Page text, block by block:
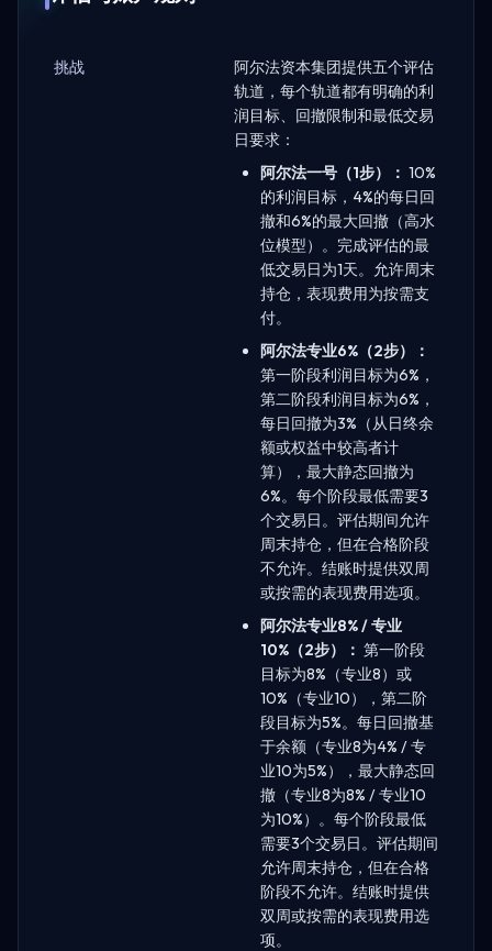
挑战
阿尔法资本集团提供五个评估
轨道，每个轨道都有明确的利
润目标、回撤限制和最低交易
日要求：
阿尔法一号（1步）： 10%
的利润目标，4%的每日回
撤和6%的最大回撤（高水
位模型）。完成评估的最
低交易日为1天。允许周末
持仓，表现费用为按需支
付。
阿尔法专业6%（2步）：
第一阶段利润目标为6%，
第二阶段利润目标为6%，
每日回撤为3%（从日终余
额或权益中较高者计
算），最大静态回撤为
6%。每个阶段最低需要3
个交易日。评估期间允许
周末持仓，但在合格阶段
不允许。结账时提供双周
或按需的表现费用选项。
阿尔法专业8% / 专业
10%（2步）： 第一阶段
目标为8%（专业8）或
10%（专业10），第二阶
段目标为5%。每日回撤基
于余额（专业8为4% / 专
业10为5%），最大静态回
撤（专业8为8% / 专业10
为10%）。每个阶段最低
需要3个交易日。评估期间
允许周末持仓，但在合格
阶段不允许。结账时提供
双周或按需的表现费用选
项。